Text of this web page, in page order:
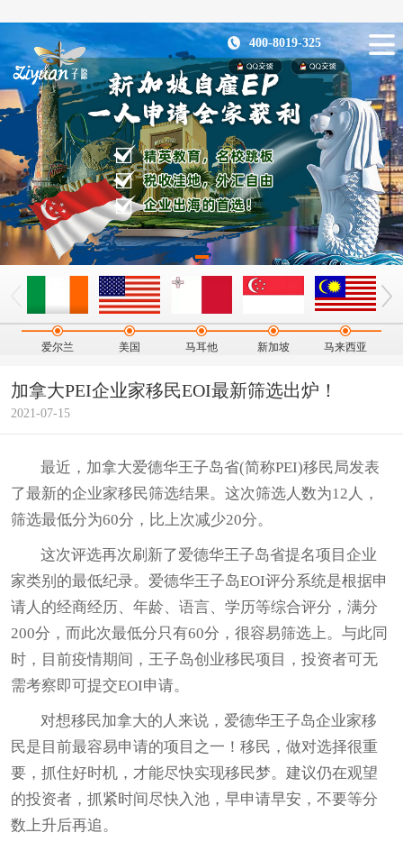
400-8019-325
爱尔兰 美国 马耳他 新加坡 马来西亚
加拿大PEI企业家移民EOI最新筛选出炉！
2021-07-15
最近，加拿大爱德华王子岛省(简称PEI)移民局发表
了最新的企业家移民筛选结果。这次筛选人数为12人，
筛选最低分为60分，比上次减少20分。
这次评选再次刷新了爱德华王子岛省提名项目企业
家类别的最低纪录。爱德华王子岛EOI评分系统是根据申
请人的经商经历、年龄、语言、学历等综合评分，满分
200分，而此次最低分只有60分，很容易筛选上。与此同
时，目前疫情期间，王子岛创业移民项目 ，投资者可无
需考察即可提交EOI申请。
对想移民加拿大的人来说，爱德华王子岛企业家移
民是目前最容易申请的项目之一！移民，做对选择很重
要，抓住好时机，才能尽快实现移民梦。建议仍在观望
的投资者，抓紧时间尽快入池，早申请早安，不要等分
数上升后再追。